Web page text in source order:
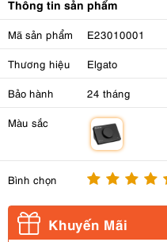
Thông tin sản phẩm
Mã sản phẩm E23010001
Thương hiệu Elgato
Bảo hành 24 tháng
Màu sắc
Bình chọn
Khuyến Mãi